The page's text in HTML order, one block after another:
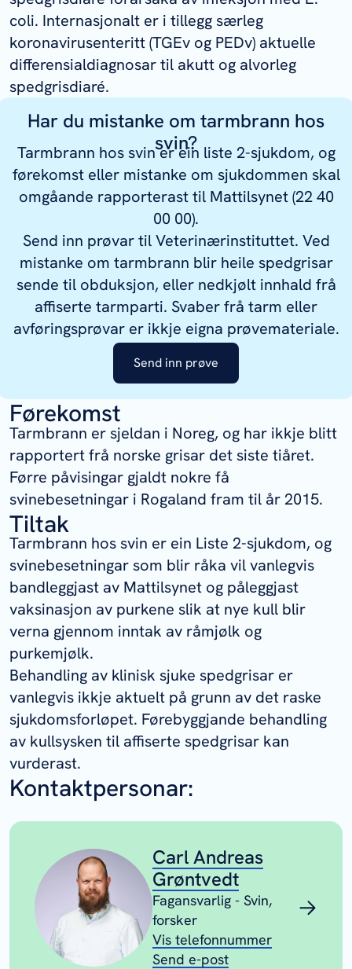
coli. Internasjonalt er i tillegg særleg
koronavirusenteritt (TGEv og PEDv) aktuelle
differensialdiagnosar til akutt og alvorleg
spedgrisdiaré.
Har du mistanke om tarmbrann hos
svin?
Tarmbrann hos svin er ein liste 2-sjukdom, og
førekomst eller mistanke om sjukdommen skal
omgåande rapporterast til Mattilsynet (22 40
00 00).
Send inn prøvar til Veterinærinstituttet. Ved
mistanke om tarmbrann blir heile spedgrisar
sende til obduksjon, eller nedkjølt innhald frå
affiserte tarmparti. Svaber frå tarm eller
avføringsprøvar er ikkje eigna prøvemateriale.
Send inn prøve
Førekomst
Tarmbrann er sjeldan i Noreg, og har ikkje blitt
rapportert frå norske grisar det siste tiåret.
Førre påvisingar gjaldt nokre få
svinebesetningar i Rogaland fram til år 2015.
Tiltak
Tarmbrann hos svin er ein Liste 2-sjukdom, og
svinebesetningar som blir råka vil vanlegvis
bandleggjast av Mattilsynet og påleggjast
vaksinasjon av purkene slik at nye kull blir
verna gjennom inntak av råmjølk og
purkemjølk.
Behandling av klinisk sjuke spedgrisar er
vanlegvis ikkje aktuelt på grunn av det raske
sjukdomsforløpet. Førebyggjande behandling
av kullsysken til affiserte spedgrisar kan
vurderast.
Kontaktpersonar:
Carl Andreas
Grøntvedt
Fagansvarlig - Svin,
forsker
Vis telefonnummer
Send e-post